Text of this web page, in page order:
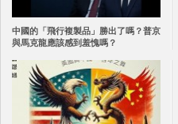
中國的「飛行複製品」勝出了嗎？普京
與馬克龍應該感到羞愧嗎？